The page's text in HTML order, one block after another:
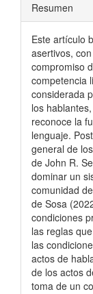
Resumen
Este artículo
asertivos,
compromiso
competencia
considerada
los
reconoce la
lenguaje.
general de
de John R.
dominar un
comunidad
de Sosa
condiciones
las reglas
las
actos de
de los actos
toma de un